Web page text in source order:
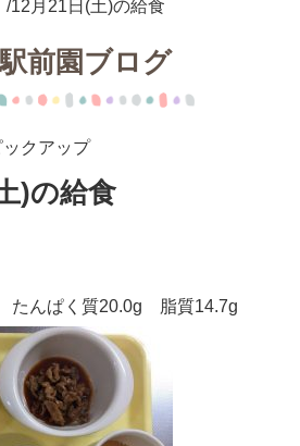
12月21日(土)の給食
前園ブログ
クアップ
)の給食
たんぱく質20.0g 脂質14.7g